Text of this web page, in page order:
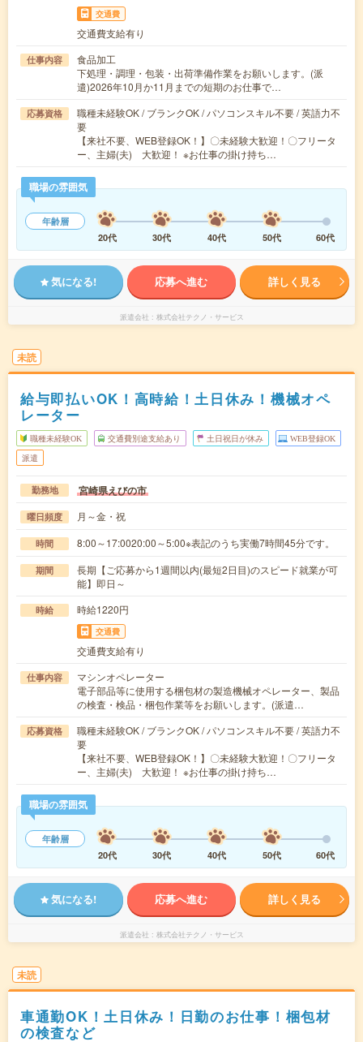
交通費
交通費支給有り
仕事内容
食品加工
下処理・調理・包装・出荷準備作業をお願いします。(派
遣)2026年10月か11月までの短期のお仕事で…
応募資格
職種未経験OK / ブランクOK / パソコンスキル不要 / 英語力不
要
【来社不要、WEB登録OK！】〇未経験大歓迎！〇フリータ
ー、主婦(夫) 大歓迎！ ※お仕事の掛け持ち…
職場の雰囲気
年齢層
20代
30代 40代 50代 60代
気になる! 応募へ進む 詳しく見る
派遣会社 株式会社テクノ・サービス
未読
給与即払いOK！高時給！土日休み！機械オペ
レーター
職種未経験OK 交通費別途支給あり 土日祝日が休み WEB登録OK
派遣
勤務地 宮崎県えびの市
曜日頻度 月～金・祝
時間 8:00～17:0020:00～5:00※表記のうち実働7時間45分です。
期間
長期【ご応募から1週間以内(最短2日目)のスピード就業が可
能】即日～
時給 時給1220円
交通費
交通費支給有り
仕事内容
マシンオペレーター
電子部品等に使用する梱包材の製造機械オペレーター、製品
の検査・検品・梱包作業等をお願いします。(派遣…
応募資格
職種未経験OK / ブランクOK / パソコンスキル不要 / 英語力不
要
【来社不要、WEB登録OK！】〇未経験大歓迎！〇フリータ
ー、主婦(夫) 大歓迎！ ※お仕事の掛け持ち…
職場の雰囲気
年齢層
20代
30代 40代 50代 60代
気になる! 応募へ進む 詳しく見る
派遣会社 株式会社テクノ・サービス
未読
車通勤OK！土日休み！日勤のお仕事！梱包材
の検査など